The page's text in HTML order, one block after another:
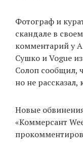
Фотограф и
скандале в
комментарий у
Сушко и Vogue
Солоп сообщил,
но не рассказал,
Новые
«Коммерсант